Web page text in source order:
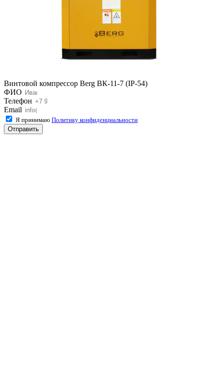
Винтовой компрессор Berg ВК-11-7 (IP-54)
ФИО
Телефон
Email
Я принимаю Политику конфиденциальности
Отправить